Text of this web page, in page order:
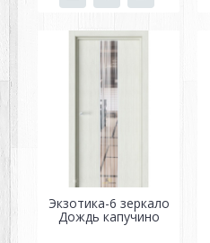
Экзотика-6 зеркало
Дождь капучино